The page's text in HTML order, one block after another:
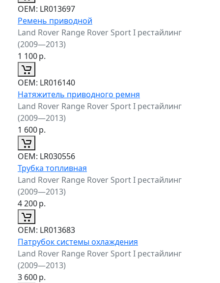
ОЕМ: LR013697
Ремень приводной
Land Rover Range Rover Sport I рестайлинг
(2009—2013)
1 100р.
ОЕМ: LR016140
Натяжитель приводного ремня
Land Rover Range Rover Sport I рестайлинг
(2009—2013)
1 600р.
ОЕМ: LR030556
Трубка топливная
Land Rover Range Rover Sport I рестайлинг
(2009—2013)
4 200р.
ОЕМ: LR013683
Патрубок системы охлаждения
Land Rover Range Rover Sport I рестайлинг
(2009—2013)
3 600р.